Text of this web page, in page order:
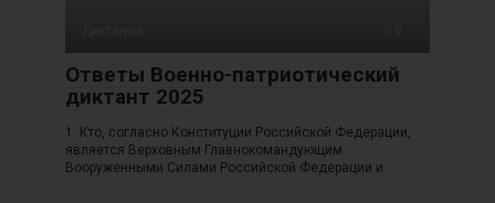
Ответы Военно-патриотический
диктант 2025
1. Кто, согласно Конституции Российской Федерации,
является Верховным Главнокомандующим
Вооруженными Силами Российской Федерации и